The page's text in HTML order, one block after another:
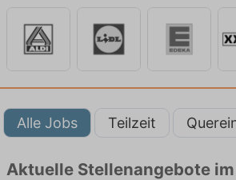
Alle Jobs Teilzeit
Aktuelle Stellenangebote